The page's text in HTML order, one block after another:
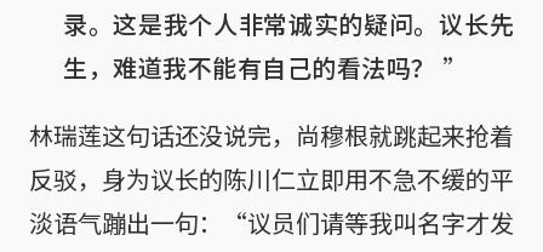
录。这是我个人非常诚实的疑问。议长先
生，难道我不能有自己的看法吗？ ”
林瑞莲这句话还没说完，尚穆根就跳起来抢着
反驳，身为议长的陈川仁立即用不急不缓的平
淡语气蹦出一句：“议员们请等我叫名字才发